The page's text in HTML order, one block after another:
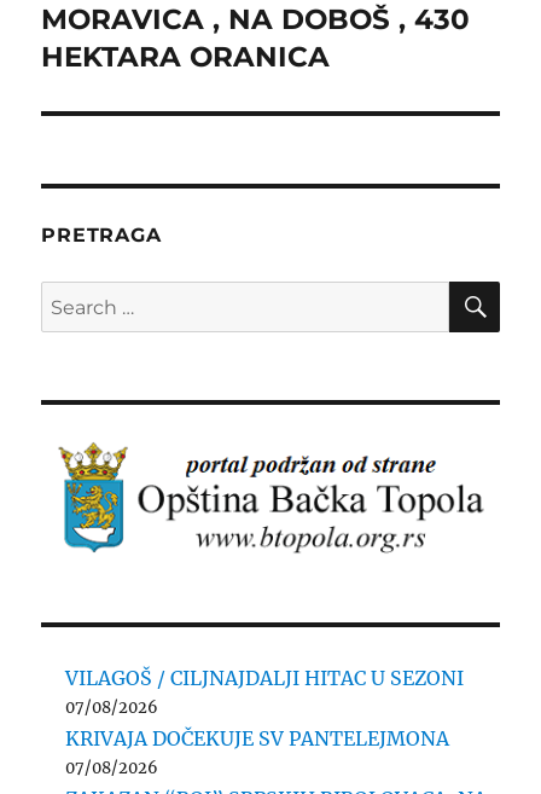
post:
MORAVICA , NA DOBOŠ , 430
HEKTARA ORANICA
PRETRAGA
Search
for:
VILAGOŠ / CILJNAJDALJI HITAC U SEZONI
07/08/2026
KRIVAJA DOČEKUJE SV PANTELEJMONA
07/08/2026